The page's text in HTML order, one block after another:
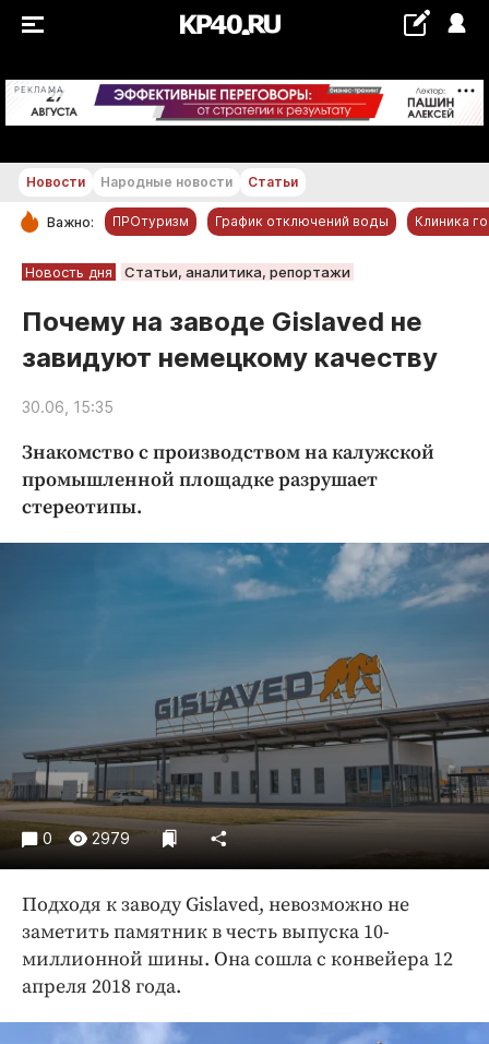
РЕКЛАМА +20...+21 °С
РУБРИКИ
Новости компаний
Статьи
Народные новости
Благоустройство
Криминал
Недвижимость и ЖКХ
Праздники
Происшествия
Спорт
Экономика и бизнес
ПРОЕКТЫ
Издания
Медиаперсона
Интересное чтиво
Клиника года
Новости Народные новости Статьи
Важно: ПРОтуризм График отключений воды Клиника
Новость дня Статьи, аналитика, репортажи
Почему на заводе Gislaved не
завидуют немецкому качеству
30.06, 15:35
Знакомство с производством на калужской
промышленной площадке разрушает
стереотипы.
0 2979
Подходя к заводу Gislaved, невозможно не
заметить памятник в честь выпуска 10-
миллионной шины. Она сошла с конвейера 12
апреля 2018 года.